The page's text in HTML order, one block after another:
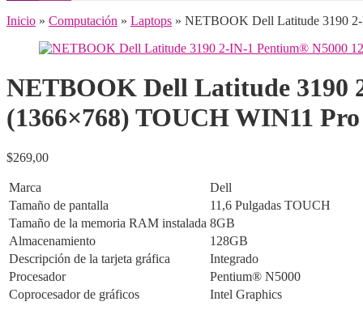
Inicio » Computación » Laptops » NETBOOK Dell Latitude 3190
NETBOOK Dell Latitude 3190
(1366×768) TOUCH WIN11
$269,00
Marca
Dell
Tamaño de pantalla
11,6 Pulgadas TOUCH
Tamaño de la memoria RAM instalada 8GB
Almacenamiento
128GB
Descripción de la tarjeta gráfica
Integrado
Procesador
Pentium® N5000
Coprocesador de gráficos
Intel Graphics